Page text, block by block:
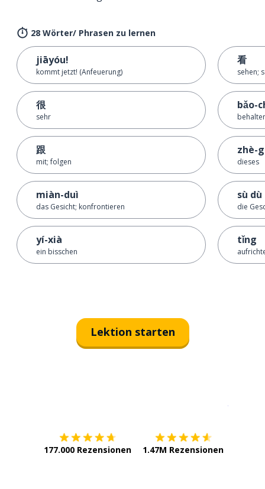
28 Wörter/ Phrasen zu lernen
jiāyóu!
kommt jetzt! (Anfeuerung)
很
sehr
跟
mit; folgen
miàn-duì
das Gesicht; konfrontieren
yí-xià
ein bisschen
看
sehen;
bǎo-
zhè-
dieses
sù dù
die
tǐng
Lektion starten
177.000 Rezensionen 1.47M Rezensionen